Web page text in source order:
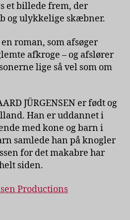
et billede frem, der
og ulykkelige skæbner.
roman, som afsøger
afkroge – og afslører
lige så vel som om
JÜRGENSEN er født og
Han er uddannet i
med kone og barn i
samlede han på knogler
for det makabre har
siden.
Productions